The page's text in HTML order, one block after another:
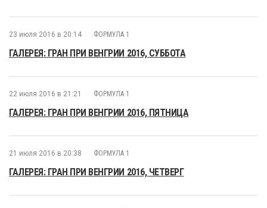
23 июля 2016 в 20:14 ФОРМУЛА 1
ГАЛЕРЕЯ: ГРАН ПРИ ВЕНГРИИ 2016, СУББОТА
22 июля 2016 в 21:21 ФОРМУЛА 1
ГАЛЕРЕЯ: ГРАН ПРИ ВЕНГРИИ 2016, ПЯТНИЦА
21 июля 2016 в 20:38 ФОРМУЛА 1
ГАЛЕРЕЯ: ГРАН ПРИ ВЕНГРИИ 2016, ЧЕТВЕРГ